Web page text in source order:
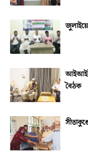
বৈঠক